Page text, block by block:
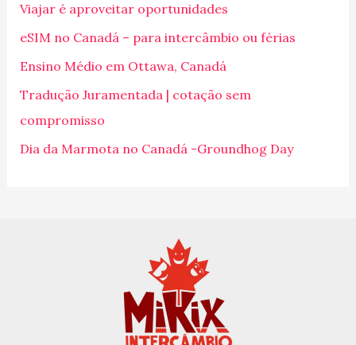
s
a
r
p
o
r
Viajar é aproveitar oportunidades
eSIM no Canadá – para intercâmbio ou férias
Ensino Médio em Ottawa, Canadá
Tradução Juramentada | cotação sem
compromisso
Dia da Marmota no Canadá -Groundhog Day